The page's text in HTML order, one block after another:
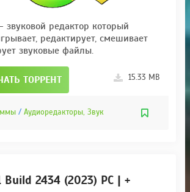
звуковой редактор который
редактирует, смешивает
звуковые файлы.
ТОРРЕНТ 15.33 MB
/ Аудиоредакторы, Звук
Build 2434 (2023) PC | +